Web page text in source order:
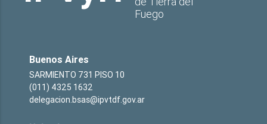
Fuego
Buenos Aires
SARMIENTO 731 PISO 10
(011) 4325 1632
delegacion.bsas@ipvtdf.gov.ar